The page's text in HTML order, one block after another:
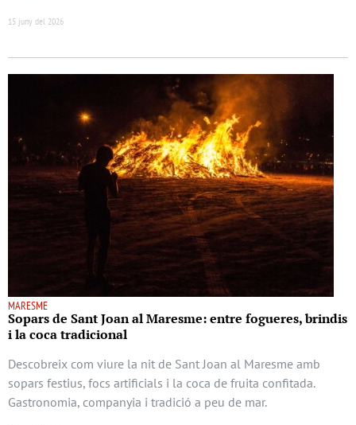
15 juny del 2026
MARESME
Sopars de Sant Joan al Maresme: entre fogueres, brindis
i la coca tradicional
Descobreix com viure la nit de Sant Joan al Maresme amb
sopars festius, focs artificials i la coca de fruita confitada.
Gastronomia, companyia i tradició a peu de mar.